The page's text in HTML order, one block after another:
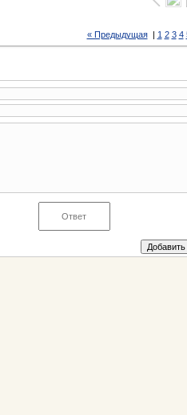
« Предыдущая| 1 2 3 4